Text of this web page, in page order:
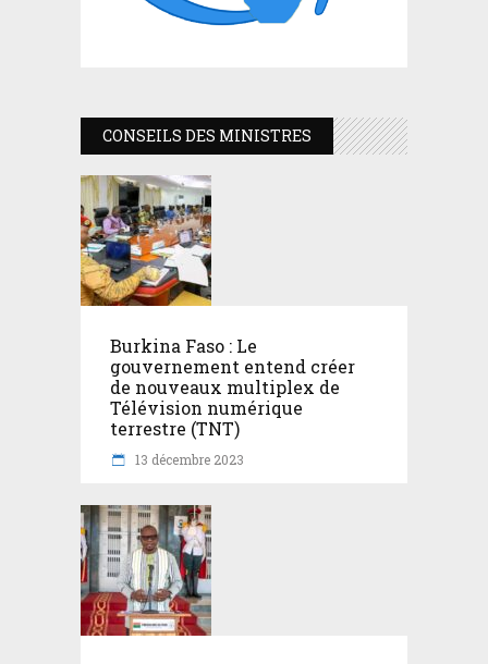
CONSEILS DES MINISTRES
Burkina Faso : Le
gouvernement entend créer
de nouveaux multiplex de
Télévision numérique
terrestre (TNT)
13 décembre 2023